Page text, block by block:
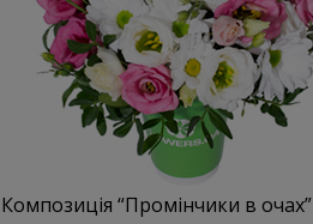
Композиція “Промінчики в очах”